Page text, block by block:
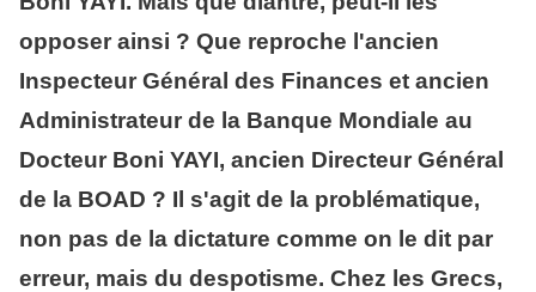
opposer ainsi ? Que reproche l'ancien
Inspecteur Général des Finances et ancien
Administrateur de la Banque Mondiale au
Docteur Boni YAYI, ancien Directeur Général
de la BOAD ? Il s'agit de la problématique,
non pas de la dictature comme on le dit par
erreur, mais du despotisme. Chez les Grecs,